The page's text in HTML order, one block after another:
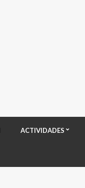
ACTIVIDADES